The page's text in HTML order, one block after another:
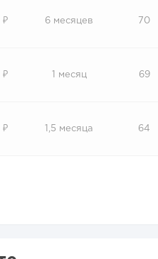
₽ 6 месяцев 70
₽ 1 месяц 69
₽ 1,5 месяца 64